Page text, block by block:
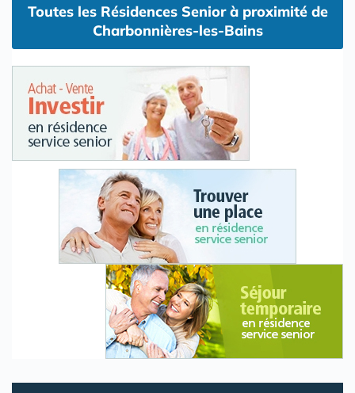
Toutes les Résidences Senior à proximité de
Charbonnières-les-Bains